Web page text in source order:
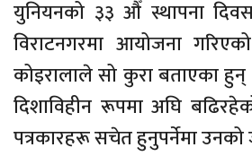
युनियनको ३३ औँ स्थापना
विराटनगरमा आयोजना
कोइरालाले सो कुरा बताएका
दिशाविहीन रूपमा अघि
पत्रकारहरू सचेत हुनुपर्नेमा उनको